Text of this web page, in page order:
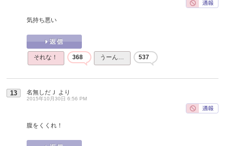
気持ち悪い
それな！ 368 うーん… 537
13 名無しだＪ より
2015年10月30日 6:56 PM
腹をくくれ！